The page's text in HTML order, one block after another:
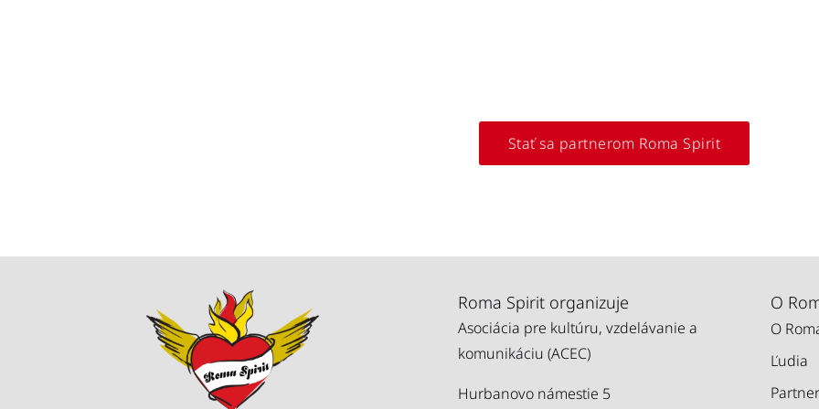
Stať sa partnerom Roma Spirit
Roma Spirit organizuje
Asociácia pre kultúru, vzdelávanie a
komunikáciu (ACEC)
Hurbanovo námestie 5
O
O
Ľudia